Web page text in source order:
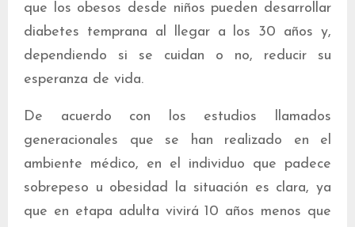
que los obesos desde niños pueden desarrollar
diabetes temprana al llegar a los 30 años y,
dependiendo si se cuidan o no, reducir su
esperanza de vida.
De acuerdo con los estudios llamados
generacionales que se han realizado en el
ambiente médico, en el individuo que padece
sobrepeso u obesidad la situación es clara, ya
que en etapa adulta vivirá 10 años menos que